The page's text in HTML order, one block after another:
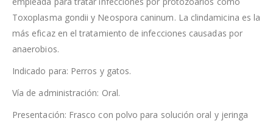
Toxoplasma gondii y Neospora caninum. La clindamicina es la
más eficaz en el tratamiento de infecciones causadas por
anaerobios.
Indicado para: Perros y gatos.
Vía de administración: Oral.
Presentación: Frasco con polvo para solución oral y jeringa